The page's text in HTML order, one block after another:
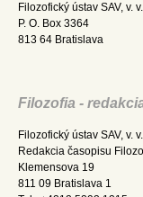
Filozofický ústav SAV, v.
P. O. Box 3364
813 64 Bratislava
Filozofia -
Filozofický ústav SAV, v. v.
Redakcia časopisu
Klemensova 19
811 09 Bratislava 1